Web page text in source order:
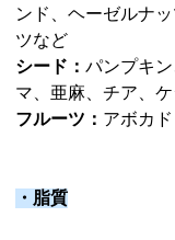
ンド、ヘーゼルナ
ツなど
シード： パンプキ
マ、亜麻、チア、
フルーツ： アボカド
・脂質